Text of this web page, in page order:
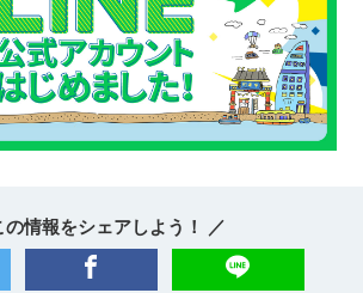
の情報をシェアしよう！ ／